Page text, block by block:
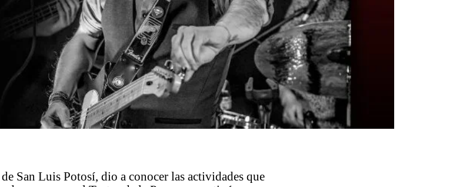
San Luis Potosí, dio a conocer las actividades que